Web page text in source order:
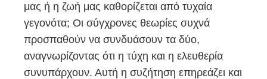
μας ή η ζωή μας καθορίζεται από τυχαία
γεγονότα; Οι σύγχρονες θεωρίες συχνά
προσπαθούν να συνδυάσουν τα δύο,
αναγνωρίζοντας ότι η τύχη και η ελευθερία
συνυπάρχουν. Αυτή η συζήτηση επηρεάζει και